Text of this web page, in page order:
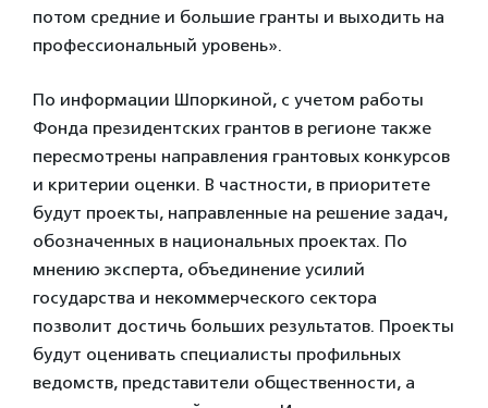
потом средние и большие гранты и выходить на
профессиональный уровень».
По информации Шпоркиной, с учетом работы
Фонда президентских грантов в регионе также
пересмотрены направления грантовых конкурсов
и критерии оценки. В частности, в приоритете
будут проекты, направленные на решение задач,
обозначенных в национальных проектах. По
мнению эксперта, объединение усилий
государства и некоммерческого сектора
позволит достичь больших результатов. Проекты
будут оценивать специалисты профильных
ведомств, представители общественности, а